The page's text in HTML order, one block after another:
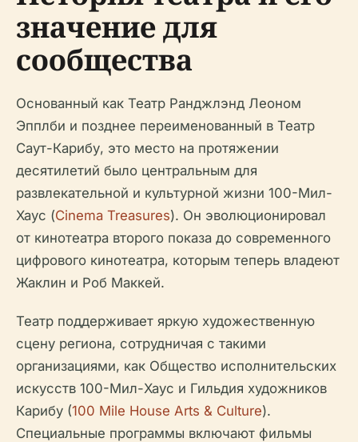
значение для
сообщества
Основанный как Театр Ранджлэнд Леоном
Эпплби и позднее переименованный в Театр
Саут-Карибу, это место на протяжении
десятилетий было центральным для
развлекательной и культурной жизни 100-Мил-
Хаус (Cinema Treasures). Он эволюционировал
от кинотеатра второго показа до современного
цифрового кинотеатра, которым теперь владеют
Жаклин и Роб Маккей.
Театр поддерживает яркую художественную
сцену региона, сотрудничая с такими
организациями, как Общество исполнительских
искусств 100-Мил-Хаус и Гильдия художников
Карибу (100 Mile House Arts & Culture).
Специальные программы включают фильмы